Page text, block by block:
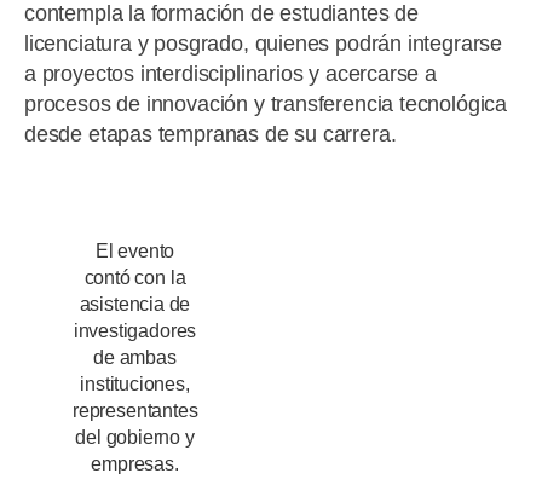
contempla la formación de estudiantes de
licenciatura y posgrado, quienes podrán integrarse
a proyectos interdisciplinarios y acercarse a
procesos de innovación y transferencia tecnológica
desde etapas tempranas de su carrera.
El evento
contó con la
asistencia de
investigadores
de ambas
instituciones,
representantes
del gobierno y
empresas.